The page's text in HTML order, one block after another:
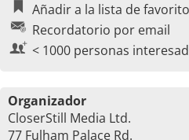
Añadir a la lista de
Recordatorio por email
< 1000 personas
Organizador
CloserStill Media Ltd.
77 Fulham Palace Rd.